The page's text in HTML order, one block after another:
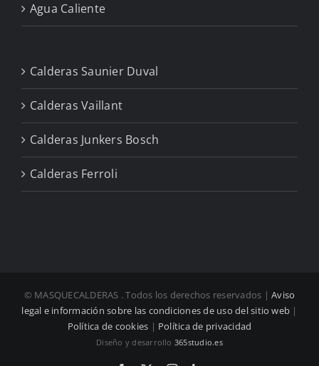
Agua Caliente
Calderas Saunier Duval
Calderas Vaillant
Calderas Junkers Bosch
Calderas Ferroli
© MASQUECALDERAS . Todos los derechos reservados |Aviso
legal e información sobre las condiciones de uso del sitio web |
Política de cookies | Política de privacidad
Diseño y desarrollo 365studio.es